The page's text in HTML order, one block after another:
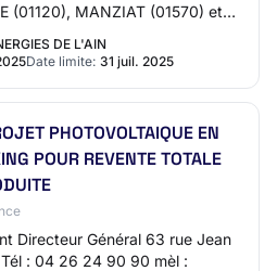
(01120), MANZIAT (01570) et
DE L'AIN
Date limite: 31 juil. 2025
PHOTOVOLTAIQUE EN
POUR REVENTE TOTALE
Directeur Général 63 rue Jean
: 04 26 24 90 90 mèl :